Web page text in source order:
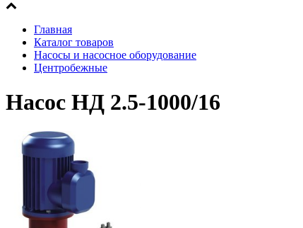
Главная
Каталог товаров
Насосы и насосное оборудование
Центробежные
Насос НД 2.5-1000/16